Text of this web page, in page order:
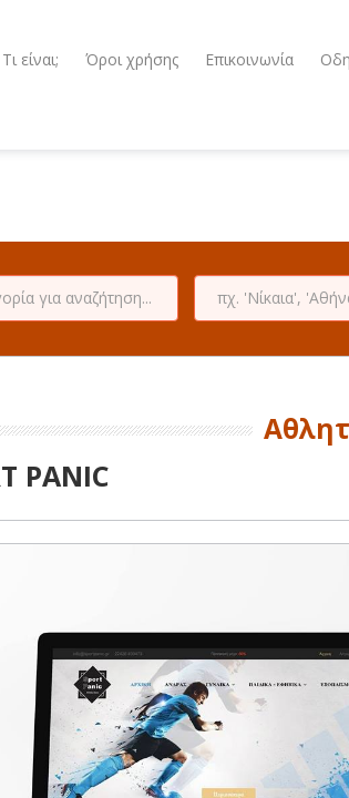
Τι είναι; Όροι χρήσης Επικοινωνία
PANIC